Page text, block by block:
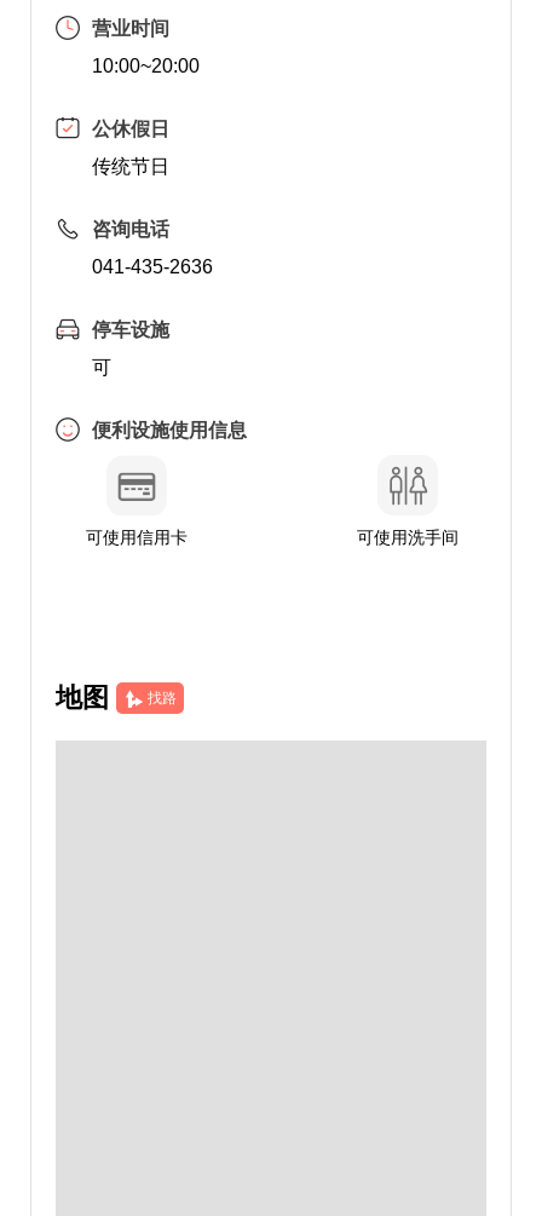
营业时间
10:00~20:00
公休假日
传统节日
咨询电话
041-435-2636
停车设施
可
便利设施使用信息
可使用信用卡 可使用洗手间
地图 找路